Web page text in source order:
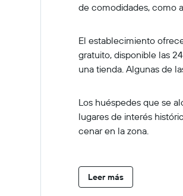
de comodidades, como
El establecimiento
gratuito, disponible las
una tienda. Algunas de
Los huéspedes que se
lugares de interés
cenar en la zona.
Leer más